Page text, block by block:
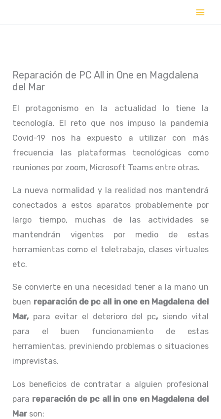
Reparación de PC All in One en Magdalena
del Mar
El protagonismo en la actualidad lo tiene la
tecnología. El reto que nos impuso la pandemia
Covid-19 nos ha expuesto a utilizar con más
frecuencia las plataformas tecnológicas como
reuniones por zoom, Microsoft Teams entre otras.
La nueva normalidad y la realidad nos mantendrá
conectados a estos aparatos probablemente por
largo tiempo, muchas de las actividades se
mantendrán vigentes por medio de estas
herramientas como el teletrabajo, clases virtuales
etc.
Se convierte en una necesidad tener a la mano un
buen reparación de pc all in one en Magdalena del
Mar, para evitar el deterioro del pc, siendo vital
para el buen funcionamiento de estas
herramientas, previniendo problemas o situaciones
imprevistas.
Los beneficios de contratar a alguien profesional
para reparación de pc all in oneen Magdalena del
Mar son: